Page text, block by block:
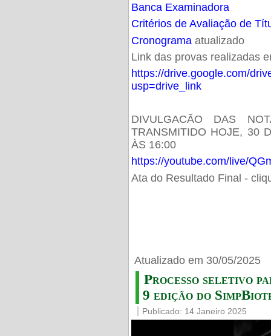
Banca Examinadora
Critérios de Avaliação de
Cronogramaatualizado
Link das provas realizadas
https://drive.google.com/
usp=drive_link
DIVULGACÃO DAS
TRANSMITIDO HOJE, 30
ÀS 16:00
https://youtube.com/live/
Ata do Resultado Final -
Atualizado em 30/05/2025
Processo seletivo
9 edição do
Publicado: 14 Janeiro 2025